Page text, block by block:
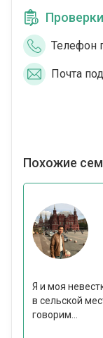
Проверки
Телефон
Почта
Похожие
Я и моя
в сельской
говорим...